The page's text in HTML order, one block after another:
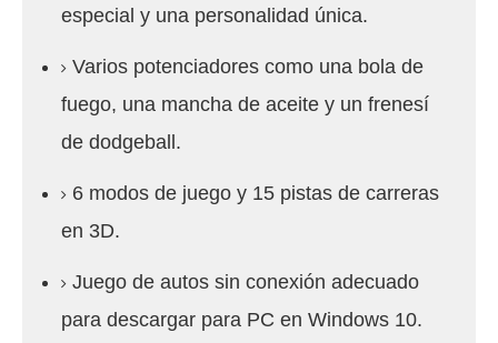
especial y una personalidad única.
Varios potenciadores como una bola de
fuego, una mancha de aceite y un frenesí
de dodgeball.
6 modos de juego y 15 pistas de carreras
en 3D.
Juego de autos sin conexión adecuado
para descargar para PC en Windows 10.